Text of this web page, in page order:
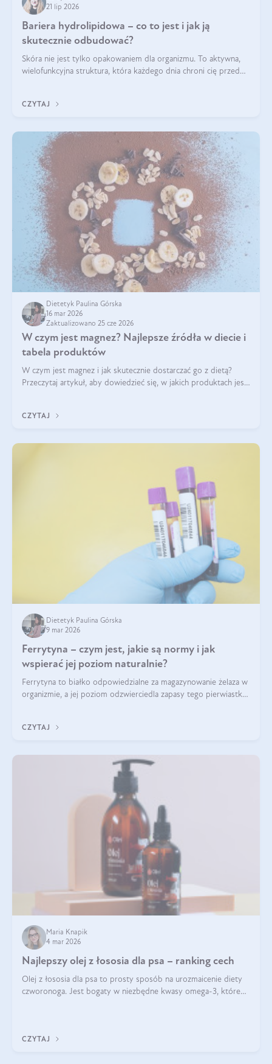
21 lip 2026
Bariera hydrolipidowa – co to jest i jak ją
skutecznie odbudować?
Skóra nie jest tylko opakowaniem dla organizmu. To aktywna,
wielofunkcyjna struktura, która każdego dnia chroni cię przed
bariera hydrolipidowa.
CZYTAJ
Dietetyk Paulina Górska
16 mar 2026
Zaktualizowano 25 cze 2026
W czym jest magnez? Najlepsze źródła w diecie i
tabela produktów
W czym jest magnez i jak skutecznie dostarczać go z dietą?
Przeczytaj artykuł, aby dowiedzieć się, w jakich produktach jest
CZYTAJ
Dietetyk Paulina Górska
9 mar 2026
Ferrytyna – czym jest, jakie są normy i jak
wspierać jej poziom naturalnie?
Ferrytyna to białko odpowiedzialne za magazynowanie żelaza w
organizmie, a jej poziom odzwierciedla zapasy tego pierwiastka.
funkcjonowanie (
CZYTAJ
Maria Knapik
4 mar 2026
Najlepszy olej z łososia dla psa – ranking cech
Olej z łososia dla psa to prosty sposób na urozmaicenie diety
czworonoga. Jest bogaty w niezbędne kwasy omega-3, które
CZYTAJ